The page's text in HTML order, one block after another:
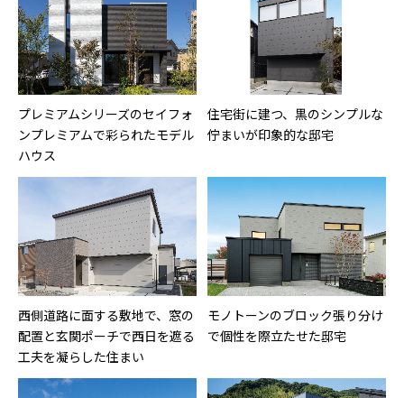
プレミアムシリーズのセイフォ
ンプレミアムで彩られたモデル
ハウス
住宅街に建つ、黒のシンプルな
佇まいが印象的な邸宅
西側道路に面する敷地で、窓の
配置と玄関ポーチで西日を遮る
工夫を凝らした住まい
モノトーンのブロック張り分け
で個性を際立たせた邸宅